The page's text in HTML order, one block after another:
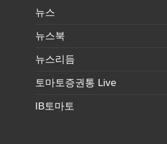
뉴스
뉴스북
뉴스리듬
토마토증권통 Live
IB토마토